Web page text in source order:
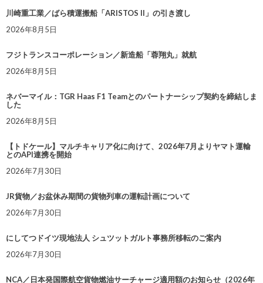
川崎重工業／ばら積運搬船「ARISTOS II」の引き渡し
2026年8月5日
フジトランスコーポレーション／新造船「蓉翔丸」就航
2026年8月5日
ネバーマイル：TGR Haas F1 Teamとのパートナーシップ契約を締結しま
した
2026年8月5日
【トドケール】マルチキャリア化に向けて、2026年7月よりヤマト運輸
とのAPI連携を開始
2026年7月30日
JR貨物／お盆休み期間の貨物列車の運転計画について
2026年7月30日
にしてつドイツ現地法人 シュツットガルト事務所移転のご案内
2026年7月30日
NCA／日本発国際航空貨物燃油サーチャージ適用額のお知らせ（2026年